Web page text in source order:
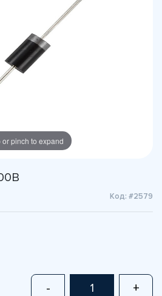
or pinch to expand
Код: #2579
- +